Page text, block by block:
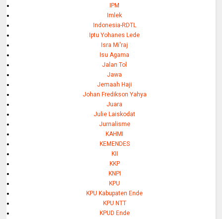
IPM
Imlek
Indonesia-RDTL
Iptu Yohanes Lede
Isra Mi'raj
Isu Agama
Jalan Tol
Jawa
Jemaah Haji
Johan Fredikson Yahya
Juara
Julie Laiskodat
Jurnalisme
KAHMI
KEMENDES
KII
KKP
KNPI
KPU
KPU Kabupaten Ende
KPU NTT
KPUD Ende